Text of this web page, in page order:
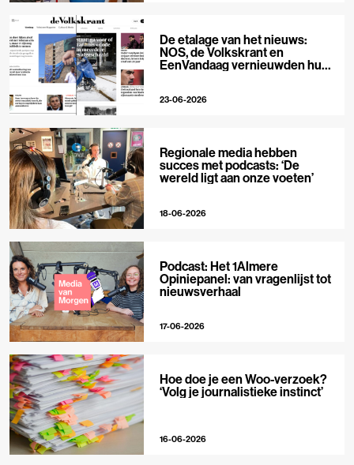
De etalage van het nieuws:
NOS, de Volkskrant en
EenVandaag vernieuwden hun
23-06-2026
Regionale media hebben
succes met podcasts: ‘De
wereld ligt aan onze voeten’
18-06-2026
Podcast: Het 1Almere
Opiniepanel: van vragenlijst tot
nieuwsverhaal
17-06-2026
Hoe doe je een Woo-verzoek?
‘Volg je journalistieke instinct’
16-06-2026